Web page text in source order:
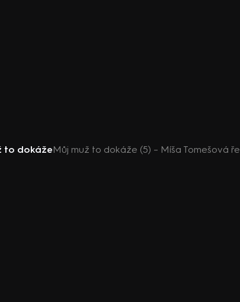
to dokážeMůj muž to dokáže (5) – Míša Tomešová